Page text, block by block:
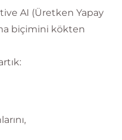
AI (Üretken Yapay
biçimini kökten